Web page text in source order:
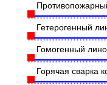
Гетерогенный
Гомогенный
Горячая сварка